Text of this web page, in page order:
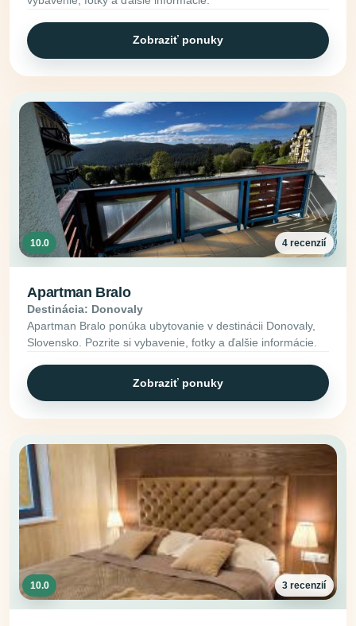
Zobraziť ponuky
10.0 4 recenzií
Apartman Bralo
Destinácia: Donovaly
Apartman Bralo ponúka ubytovanie v destinácii Donovaly,
Slovensko. Pozrite si vybavenie, fotky a ďalšie informácie.
Zobraziť ponuky
10.0 3 recenzií